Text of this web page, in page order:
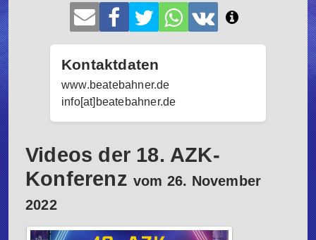
Kontaktdaten
www.beatebahner.de
info[at]beatebahner.de
Videos der 18. AZK-
Konferenz vom 26. November
2022